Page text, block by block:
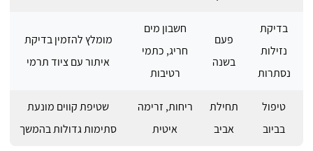
בדיקת
נזילות
נסתרות
פעם
בשנה
חשבון מים
חריג, כתמי
רטיבות
מומלץ להזמין בדיקת
איתור עם ציוד תרמי
טיפול
בביוב
תחילת
אביב
ריחות, זרימה
איטית
שטיפת קווים מונעת
סתימות גדולות בהמשך